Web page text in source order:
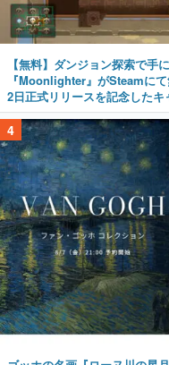
【無料】ダンジョン探索で手
『Moonlighter』がSteamに
2日正式リリースを記念したキ
4